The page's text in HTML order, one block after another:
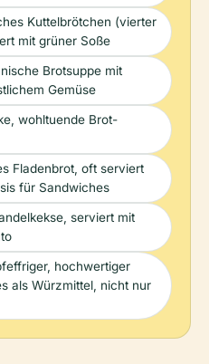
Kuttelbrötchen (vierter
mit grüner Soße
Brotsuppe mit
Gemüse
wohltuende Brot-
Fladenbrot, oft serviert
für Sandwiches
serviert mit
hochwertiger
als Würzmittel, nicht nur